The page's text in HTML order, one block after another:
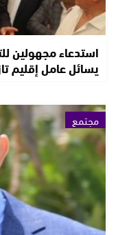
استدعاء مجهولين
يسائل عامل إقليم
مجتمع